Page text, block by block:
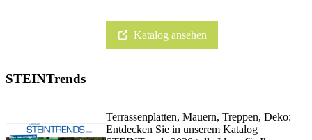
Katalog ansehen
STEINTrends
Terrassenplatten, Mauern, Treppen, Deko:
Entdecken Sie in unserem Katalog